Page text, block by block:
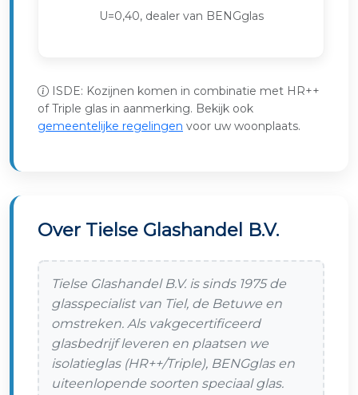
U=0,40, dealer van BENGglas
ISDE: Kozijnen komen in combinatie met HR++
of Triple glas in aanmerking. Bekijk ook
gemeentelijke regelingen voor uw woonplaats.
Over Tielse Glashandel B.V.
Tielse Glashandel B.V. is sinds 1975 de
glasspecialist van Tiel, de Betuwe en
omstreken. Als vakgecertificeerd
glasbedrijf leveren en plaatsen we
isolatieglas (HR++/Triple), BENGglas en
uiteenlopende soorten speciaal glas.